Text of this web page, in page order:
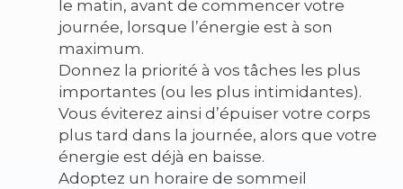
le matin, avant de commencer votre
journée, lorsque l’énergie est à son
maximum.
Donnez la priorité à vos tâches les plus
importantes (ou les plus intimidantes).
Vous éviterez ainsi d’épuiser votre corps
plus tard dans la journée, alors que votre
énergie est déjà en baisse.
Adoptez un horaire de sommeil